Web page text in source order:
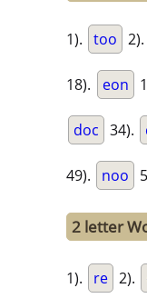
1). too 2).
18). eon
doc 34).
49). noo
2 letter
1). re 2).